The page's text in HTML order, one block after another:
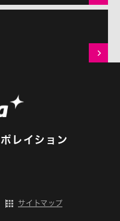
レイション
サイトマップ